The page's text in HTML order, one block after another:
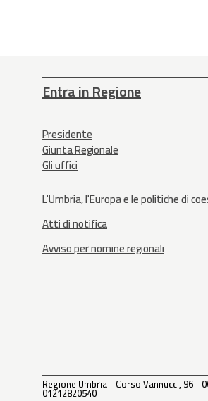
Entra in Regione
Presidente
Giunta Regionale
Gli uffici
L'Umbria, l'Europa e le politiche di
Atti di notifica
Avviso per nomine regionali
Regione Umbria - Corso Vannucci, 96 -
01212820540